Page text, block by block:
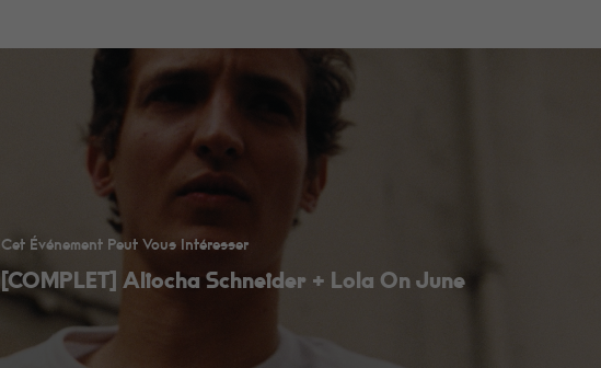
Cet Événement Peut Vous Intéresser
[COMPLET] Aliocha Schneider + Lola On June